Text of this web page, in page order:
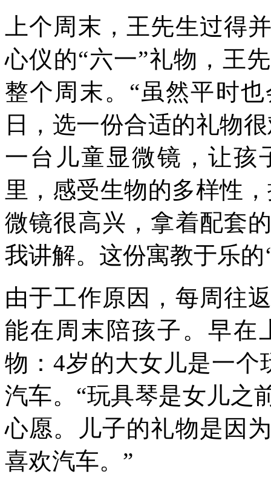
上个周末，王先生过得
心仪的“六一”礼物，王
整个周末。“虽然平时
日，选一份合适的礼物
一台儿童显微镜，让孩
里，感受生物的多样性
微镜很高兴，拿着配套
我讲解。这份寓教于乐的
由于工作原因，每周往
能在周末陪孩子。早在
物：4岁的大女儿是一
汽车。“玩具琴是女儿之
心愿。儿子的礼物是因
喜欢汽车。”